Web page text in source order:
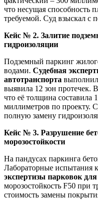
что несущая способность
требуемой. Суд взыскал с
Кейс № 2. Залитие
гидроизоляции
Подземный паркинг
водами. Судебная
автотранспорта
выявила 12 зон протечек.
что её толщина составила
миллиметров по проекту.
полную замену
Кейс № 3. Разрушение
морозостойкости
На пандусах паркинга
Лабораторные испытания
экспертизы парковок
морозостойкость F50 при
стоимость замены